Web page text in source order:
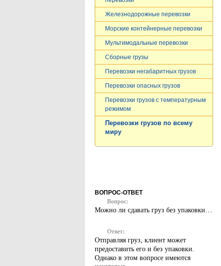
Железнодорожные перевозки
Морские контейнерные перевозки
Мультимодальные перевозки
Сборные грузы
Перевозки негабаритных грузов
Перевозки опасных грузов
Перевозки грузов c температурным
режимом
Перевозки грузов по всему
миру
ВОПРОС-ОТВЕТ
Вопрос:
Можно ли сдавать груз без упаковки…
Ответ:
Отправляя груз, клиент может
предоставить его и без упаковки.
Однако в этом вопросе имеются